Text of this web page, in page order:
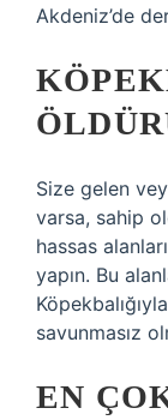
Akdeniz’de
Size gelen
varsa, sahip
hassas
yapın. Bu
savunmasız
EN